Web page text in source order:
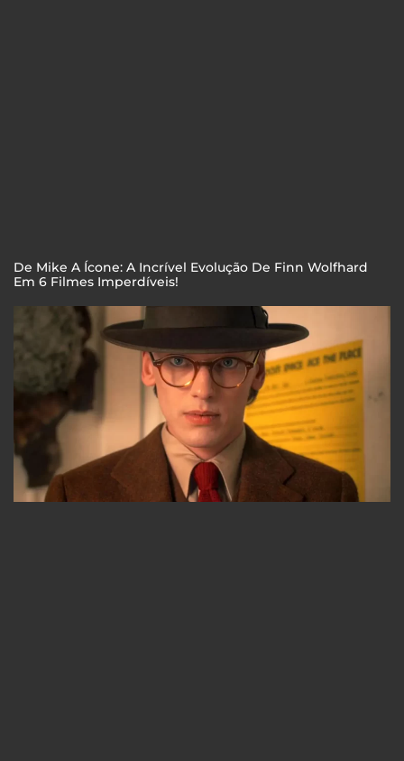
De Mike A Ícone: A Incrível Evolução De Finn Wolfhard
Em 6 Filmes Imperdíveis!